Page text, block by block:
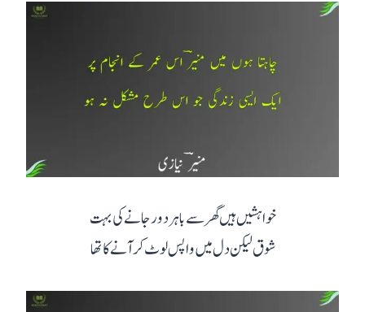
خواہشیں ہیں گھر سے باہر دور جانے کی بہت
شوق لیکن دل میں واپس لوٹ کر آنے کا تھا